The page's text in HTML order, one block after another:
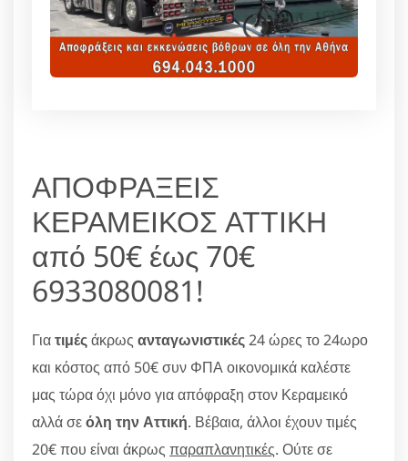
ΑΠΟΦΡΑΞΕΙΣ
ΚΕΡΑΜΕΙΚΟΣ ΑΤΤΙΚΗ
από 50€ έως 70€
6933080081!
Γιατιμέςάκρως ανταγωνιστικές24 ώρες το 24ωρο
και κόστος από 50€ συν ΦΠΑ οικονομικά καλέστε
μας τώρα όχι μόνο για απόφραξη στον Κεραμεικό
αλλά σεόλη την Αττική. Βέβαια, άλλοι έχουν τιμές
20€ που είναι άκρως παραπλανητικές. Ούτε σε